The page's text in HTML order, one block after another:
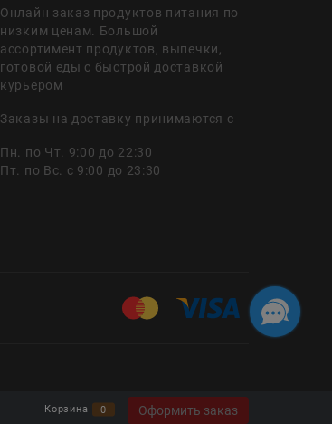
Онлайн заказ продуктов питания по
низким ценам. Большой
ассортимент продуктов, выпечки,
готовой еды с быстрой доставкой
курьером
Заказы на доставку принимаются с
Пн. по Чт. 9:00 до 22:30
Пт. по Вс. с 9:00 до 23:30
Корзина 0 Оформить заказ